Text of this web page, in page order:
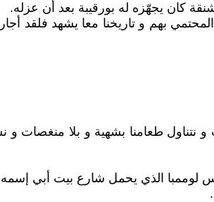
كان يجهّزه له بورقيبة بعد أن عزله.
بهم و تاريخنا معا يشهد فلقد
و نتناول طعامنا بشهية و بلا منغصات
لوممبا الذي يحمل شارع بيت أبي